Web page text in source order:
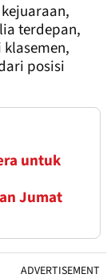
terdepan,
posisi
untuk
Jumat
ADVERTISEMENT